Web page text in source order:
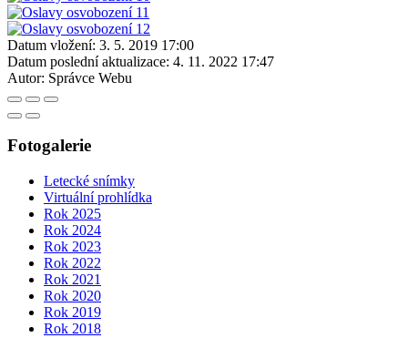
Datum vložení: 3. 5. 2019 17:00
Datum poslední aktualizace: 4. 11. 2022 17:47
Autor: Správce Webu
Fotogalerie
Letecké snímky
Virtuální prohlídka
Rok 2025
Rok 2024
Rok 2023
Rok 2022
Rok 2021
Rok 2020
Rok 2019
Rok 2018